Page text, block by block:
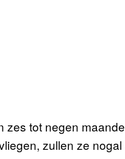
zes tot negen
zullen ze